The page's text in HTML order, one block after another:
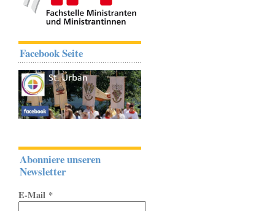
Facebook Seite
Abonniere unseren
Newsletter
E-Mail *